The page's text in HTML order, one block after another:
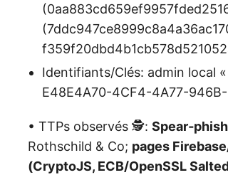
Identifiants/Clés: admin local
E48E4A70-4CF4-4A77-
• TTPs observés 🕵️:
Rothschild & Co; pages
(CryptoJS, ECB/OpenSSL